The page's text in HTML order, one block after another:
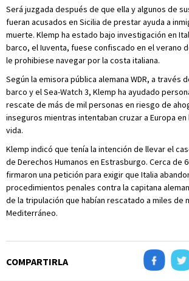
Será juzgada después de que ella y algunos de
fueran acusados en Sicilia de prestar ayuda a
muerte. Klemp ha estado bajo investigación en
barco, el Iuventa, fuese confiscado en el verano
le prohibiese navegar por la costa italiana.
Según la emisora pública alemana WDR, a través
barco y el Sea-Watch 3, Klemp ha ayudado
rescate de más de mil personas en riesgo de
inseguros mientras intentaban cruzar a Europa
vida.
Klemp indicó que tenía la intención de llevar el
de Derechos Humanos en Estrasburgo. Cerca de
firmaron una petición para exigir que Italia
procedimientos penales contra la capitana
de la tripulación que habían rescatado a miles de
Mediterráneo.
COMPARTIRLA